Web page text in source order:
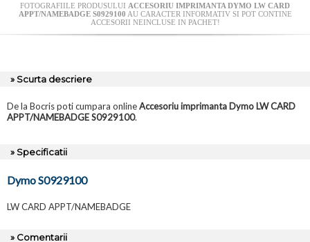
FOTOGRAFIILE PRODUSULUI ACCESORIU IMPRIMANTA DYMO LW CARD
APPT/NAMEBADGE S0929100 AU CARACTER INFORMATIV SI POT CONTINE
ACCESORII NEINCLUSE IN PACHET!
» Scurta descriere
De la Bocris poti cumpara onlineAccesoriu imprimanta Dymo LW CARD
APPT/NAMEBADGE S0929100.
» Specificatii
Dymo S0929100
LW CARD APPT/NAMEBADGE
» Comentarii